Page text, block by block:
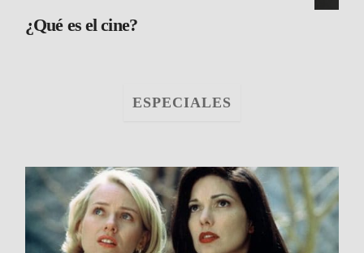
¿Qué es el cine?
ESPECIALES